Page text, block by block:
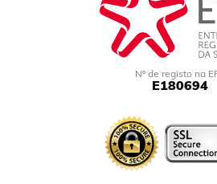
Nº de registo na
E180694